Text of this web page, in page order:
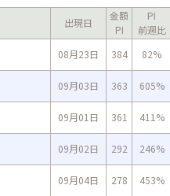
出現日
金額
PI
PI
前週比
08月23日
384 82%
09月03日 363 605%
09月01日 361 411%
09月02日 292 246%
09月04日 278 453%